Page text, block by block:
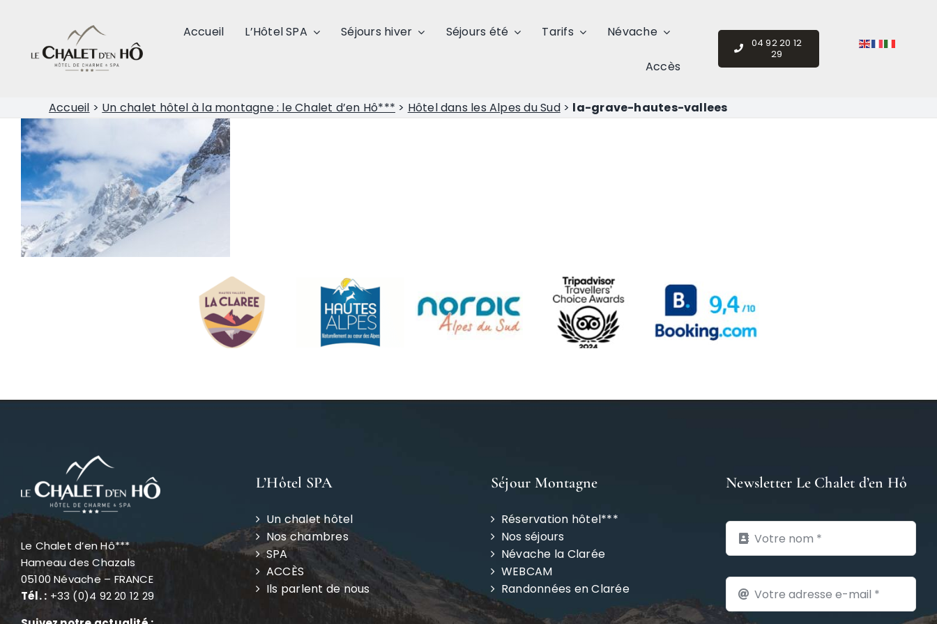
Accueil L’Hôtel SPA Séjours hiver Séjours été Tarifs Névache
Accès
04 92 20 12
29
Accueil > Un chalet hôtel à la montagne : le Chalet d’en Hô*** > Hôtel dans les Alpes du Sud> la-grave-hautes-vallees
Le Chalet d’en Hô***
Hameau des Chazals
05100 Névache – FRANCE
Tél. : +33 (0)4 92 20 12 29
L’Hôtel SPA
Un chalet hôtel
Nos chambres
SPA
ACCÈS
Ils parlent de nous
Séjour Montagne
Réservation hôtel***
Nos séjours
Névache la Clarée
WEBCAM
Randonnées en Clarée
Newsletter Le Chalet d’en Hô